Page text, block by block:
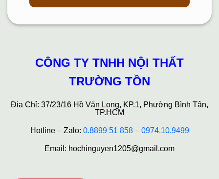
CÔNG TY TNHH NỘI THẤT
TRƯỜNG TỒN
Địa Chỉ: 37/23/16 Hồ Văn Long, KP.1, Phường Bình Tân,
TP.HCM
Hotline – Zalo: 0.8899 51 858– 0974.10.9499
Email: hochinguyen1205@gmail.com